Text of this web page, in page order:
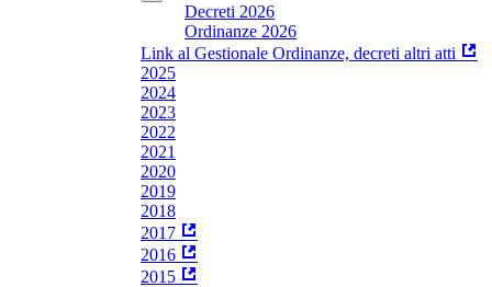
Decreti 2026
Ordinanze 2026
Link al Gestionale Ordinanze, decreti altri atti
2025
2024
2023
2022
2021
2020
2019
2018
2017
2016
2015